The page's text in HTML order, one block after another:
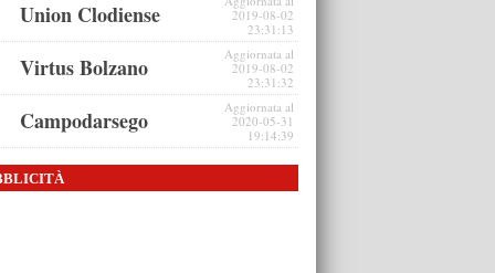
Union Clodiense
2019-08-02
23:31:13
Virtus Bolzano
Aggiornata al
2019-08-02
23:31:32
Campodarsego
Aggiornata al
2020-05-31
19:14:39